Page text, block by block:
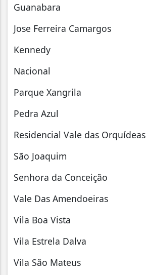
Guanabara
Jose Ferreira Camargos
Kennedy
Nacional
Parque Xangrila
Pedra Azul
Residencial Vale das Orquídeas
São Joaquim
Senhora da Conceição
Vale Das Amendoeiras
Vila Boa Vista
Vila Estrela Dalva
Vila São Mateus